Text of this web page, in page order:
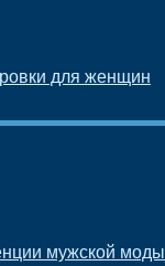
для женщин
мужской моды